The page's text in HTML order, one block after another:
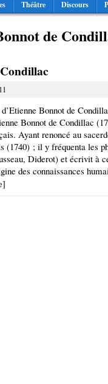
Théâtre Discours
de
Bonnot de
Bonnot de Condillac
Ayant renoncé au
(1740) ; il y fréquenta les
Diderot) et écrivit à
des connaissances
]